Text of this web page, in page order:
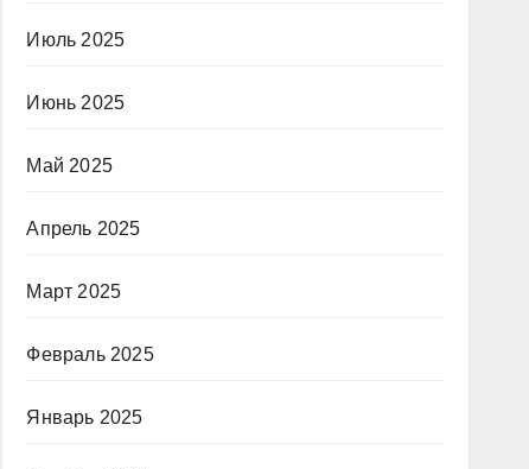
Июль 2025
Июнь 2025
Май 2025
Апрель 2025
Март 2025
Февраль 2025
Январь 2025